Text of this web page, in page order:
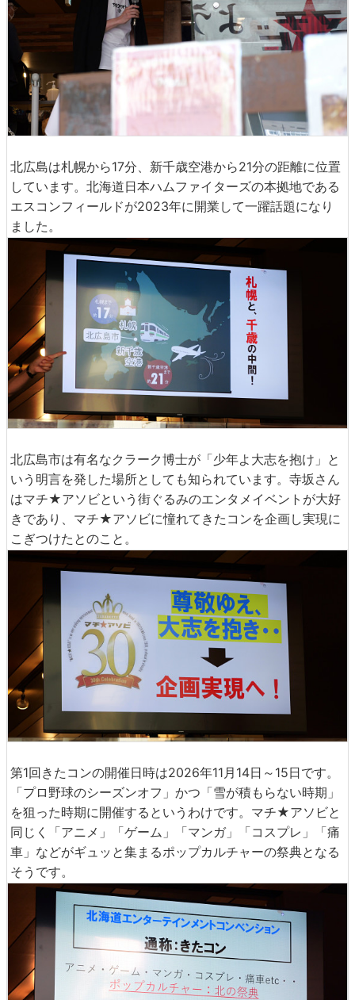
北広島は札幌から17分、新千歳空港から21分の距離に位置
しています。北海道日本ハムファイターズの本拠地である
エスコンフィールドが2023年に開業して一躍話題になり
ました。
北広島市は有名なクラーク博士が「少年よ大志を抱け」と
いう明言を発した場所としても知られています。寺坂さん
はマチ★アソビという街ぐるみのエンタメイベントが大好
きであり、マチ★アソビに憧れてきたコンを企画し実現に
こぎつけたとのこと。
第1回きたコンの開催日時は2026年11月14日～15日です。
「プロ野球のシーズンオフ」かつ「雪が積もらない時期」
を狙った時期に開催するというわけです。マチ★アソビと
同じく「アニメ」「ゲーム」「マンガ」「コスプレ」「痛
車」などがギュッと集まるポップカルチャーの祭典となる
そうです。